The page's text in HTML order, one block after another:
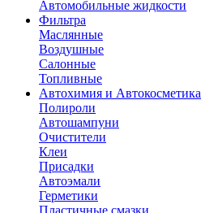
Автомобильные жидкости
Фильтра
Маслянные
Воздушные
Салонные
Топливные
Автохимия и Автокосметика
Полироли
Автошампуни
Очистители
Клеи
Присадки
Автоэмали
Герметики
Пластичные смазки